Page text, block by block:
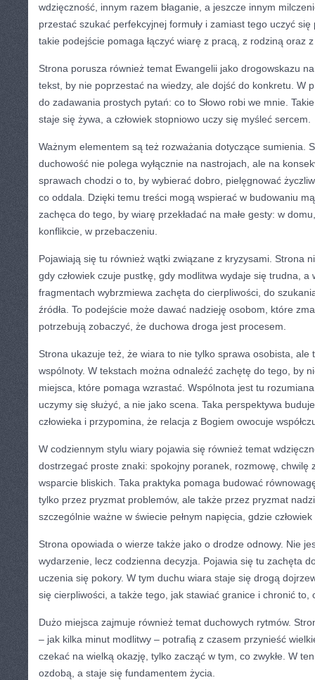
wdzięczność, innym razem błaganie, a jeszcze innym
przestać szukać perfekcyjnej formuły i zamiast tego uczyć
takie podejście pomaga łączyć wiarę z pracą, z rodziną oraz
Strona porusza również temat Ewangelii jako drogowskazu
tekst, by nie poprzestać na wiedzy, ale dojść do konkretu. W
do zadawania prostych pytań: co to Słowo robi we mnie.
staje się żywa, a człowiek stopniowo uczy się myśleć sercem.
Ważnym elementem są też rozważania dotyczące sumienia.
duchowość nie polega wyłącznie na nastrojach, ale na
sprawach chodzi o to, by wybierać dobro, pielęgnować
co oddala. Dzięki temu treści mogą wspierać w budowaniu
zachęca do tego, by wiarę przekładać na małe gesty: w
konflikcie, w przebaczeniu.
Pojawiają się tu również wątki związane z kryzysami. Strona
gdy człowiek czuje pustkę, gdy modlitwa wydaje się trudna, a
fragmentach wybrzmiewa zachęta do cierpliwości, do
źródła. To podejście może dawać nadzieję osobom, które
potrzebują zobaczyć, że duchowa droga jest procesem.
Strona ukazuje też, że wiara to nie tylko sprawa osobista, ale
wspólnoty. W tekstach można odnaleźć zachętę do tego, by
miejsca, które pomaga wzrastać. Wspólnota jest tu
uczymy się służyć, a nie jako scena. Taka perspektywa
człowieka i przypomina, że relacja z Bogiem owocuje
W codziennym stylu wiary pojawia się również temat
dostrzegać proste znaki: spokojny poranek, rozmowę, chwilę
wsparcie bliskich. Taka praktyka pomaga budować
tylko przez pryzmat problemów, ale także przez pryzmat
szczególnie ważne w świecie pełnym napięcia, gdzie
Strona opowiada o wierze także jako o drodze odnowy. Nie
wydarzenie, lecz codzienna decyzja. Pojawia się tu zachęta
uczenia się pokory. W tym duchu wiara staje się drogą
się cierpliwości, a także tego, jak stawiać granice i chronić to,
Dużo miejsca zajmuje również temat duchowych rytmów.
– jak kilka minut modlitwy – potrafią z czasem przynieść
czekać na wielką okazję, tylko zacząć w tym, co zwykłe. W
ozdobą, a staje się fundamentem życia.